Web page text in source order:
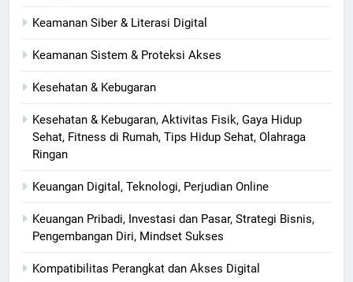
Keamanan Siber & Literasi Digital
Keamanan Sistem & Proteksi Akses
Kesehatan & Kebugaran
Kesehatan & Kebugaran, Aktivitas Fisik, Gaya Hidup
Sehat, Fitness di Rumah, Tips Hidup Sehat, Olahraga
Ringan
Keuangan Digital, Teknologi, Perjudian Online
Keuangan Pribadi, Investasi dan Pasar, Strategi Bisnis,
Pengembangan Diri, Mindset Sukses
Kompatibilitas Perangkat dan Akses Digital